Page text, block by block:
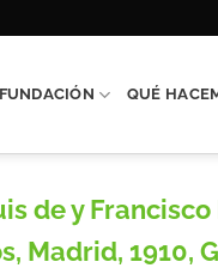
QUÉ
de y
Madrid, 1910,